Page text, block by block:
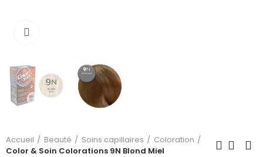
Accueil Beauté Soins capillaires
Coloration
Color & Soin Colorations 9N Blond Miel